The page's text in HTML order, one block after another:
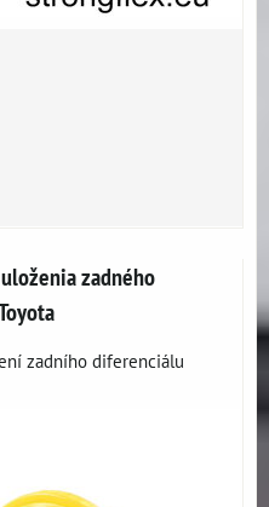
zadného
zadního diferenciálu